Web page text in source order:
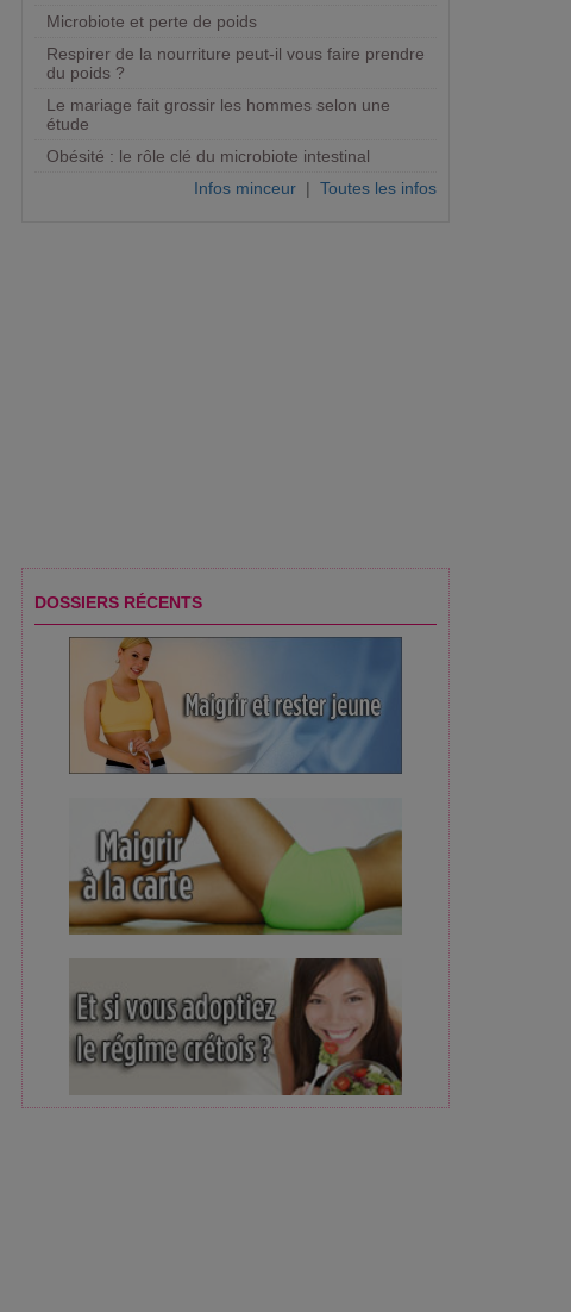
Microbiote et perte de poids
Respirer de la nourriture peut-il vous faire prendre
du poids ?
Le mariage fait grossir les hommes selon une
étude
Obésité : le rôle clé du microbiote intestinal
Infos minceur | Toutes les infos
DOSSIERS RÉCENTS